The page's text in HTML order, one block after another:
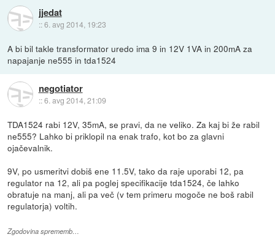
jjedat
::6. avg 2014, 19:23
A bi bil takle transformator uredo ima 9 in 12V 1VA in 200mA za
napajanje ne555 in tda1524
negotiator
::6. avg 2014, 21:09
TDA1524 rabi 12V, 35mA, se pravi, da ne veliko. Za kaj bi že rabil
ne555? Lahko bi priklopil na enak trafo, kot bo za glavni
ojačevalnik.
9V, po usmeritvi dobiš ene 11.5V, tako da raje uporabi 12, pa
regulator na 12, ali pa poglej specifikacije tda1524, če lahko
obratuje na manj, ali pa več (v tem primeru mogoče ne boš rabil
regulatorja) voltih.
Zgodovina sprememb…